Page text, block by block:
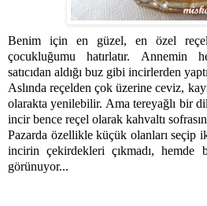
Benim için en güzel, en özel
çocukluğumu hatırlatır. Annemin
satıcıdan aldığı buz gibi incirlerden
Aslında reçelden çok üzerine ceviz,
olarakta yenilebilir. Ama tereyağlı bir
incir bence reçel olarak kahvaltı
Pazarda özellikle küçük olanları seçip
incirin çekirdekleri çıkmadı,
görünuyor...